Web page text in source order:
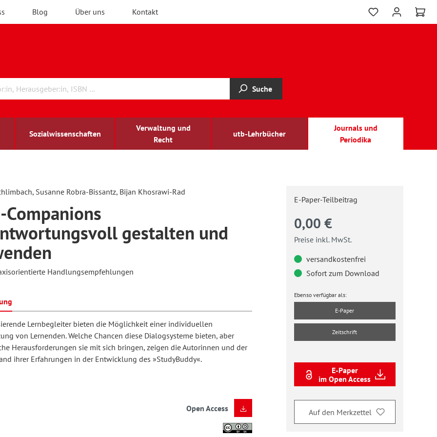
Blog Über uns Kontakt
Suche
Sozialwissenschaften
Verwaltung und
Recht
utb-Lehrbücher
Journals und
Periodika
BildungBildung
Schule und Unterricht
und Wissenschaft
Arbeit
und Unterrichtsforschung
und
forum
Erwachsenenbildung
Forum
Susanne Robra-Bissantz, Bijan Khosrawi-Rad
Companions
gestalten und
Handlungsempfehlungen
Lernbegleiter bieten die Möglichkeit einer individuellen
von Lernenden. Welche Chancen diese Dialogsysteme bieten, aber
Herausforderungen sie mit sich bringen, zeigen die Autorinnen und der
ihrer Erfahrungen in der Entwicklung des »StudyBuddy«.
Open Access
E-Paper-Teilbeitrag
0,00 €
Preise inkl. MwSt.
versandkostenfrei
Sofort zum Download
Ebenso verfügbar als:
E-Paper
Zeitschrift
E-Paper
im Open Access
Auf den Merkzettel